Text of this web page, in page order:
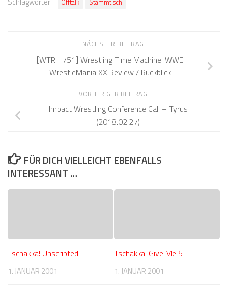
Offtalk Stammtisch
NÄCHSTER BEITRAG
[WTR #751] Wrestling Time Machine: WWE
WrestleMania XX Review / Rückblick
VORHERIGER BEITRAG
Impact Wrestling Conference Call – Tyrus
(2018.02.27)
FÜR DICH VIELLEICHT EBENFALLS
INTERESSANT …
Tschakka! Unscripted
1. JANUAR 2001
Tschakka! Give Me 5
1. JANUAR 2001